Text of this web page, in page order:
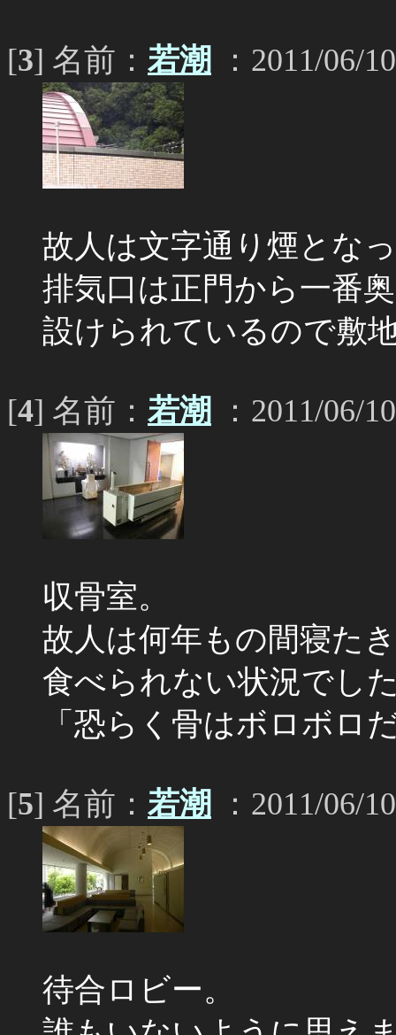
[3] 名前： 若潮 ：2011/06/
故人は文字通り煙とな
排気口は正門から一番
設けられているので敷
[4] 名前： 若潮 ：2011/06/
収骨室。
故人は何年もの間寝た
食べられない状況でし
「恐らく骨はボロボロ
[5] 名前： 若潮 ：2011/06/
待合ロビー。